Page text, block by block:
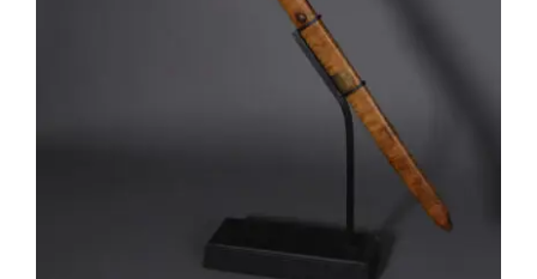
AM003 Pipe-tomahawk ou Tomahawk
calumet – USA